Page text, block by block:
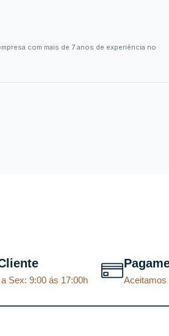
com mais de 7 anos de experiência no
Sex: 9:00 ás 17:00h Aceitamos